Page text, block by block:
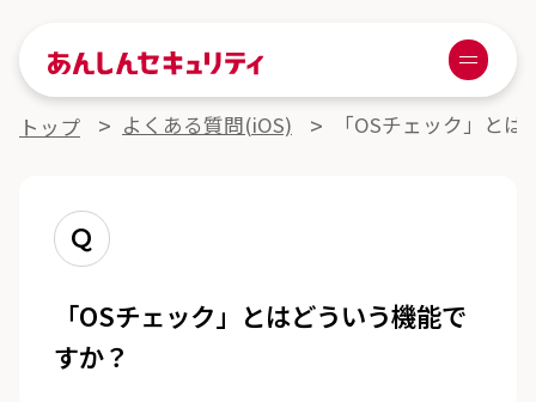
あんしんセキュリティ
Menu
よくある質問詳細
トップ よくある質問(iOS) 「OSチェック」と
Q
「OSチェック」とはどういう機能で
すか？